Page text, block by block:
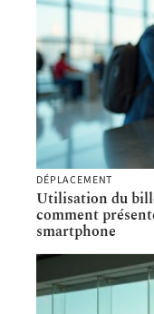
DÉPLACEMENT
Utilisation du
comment
smartphone